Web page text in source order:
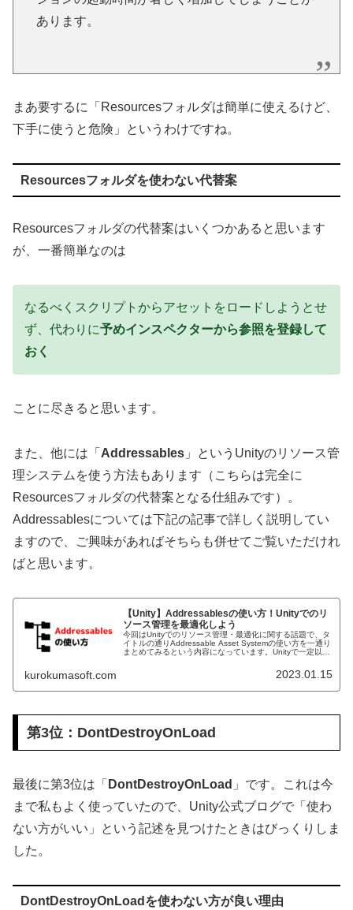
あります。
まあ要するに「Resourcesフォルダは簡単に使えるけど、
下手に使うと危険」というわけですね。
Resourcesフォルダを使わない代替案
Resourcesフォルダの代替案はいくつかあると思います
が、一番簡単なのは
なるべくスクリプトからアセットをロードしようとせ
ず、代わりに予めインスペクターから参照を登録して
おく
ことに尽きると思います。
また、他には「 Addressables 」というUnityのリソース管
理システムを使う方法もあります（こちらは完全に
Resourcesフォルダの代替案となる仕組みです）。
Addressablesについては下記の記事で詳しく説明してい
ますので、ご興味があればそちらも併せてご覧いただけれ
ばと思います。
【Unity】Addressablesの使い方！Unityでのリ
ソース管理を最適化しよう
今回はUnityでのリソース管理・最適化に関する話題で、タ
イトルの通りAddressable Asset Systemの使い方を一通り
まとめてみるという内容になっています。Unityで一定以上
kurokumasoft.com 2023.01.15
第3位：DontDestroyOnLoad
最後に第3位は「 DontDestroyOnLoad 」です。これは今
まで私もよく使っていたので、Unity公式ブログで「使わ
ない方がいい」という記述を見つけたときはびっくりしま
した。
DontDestroyOnLoadを使わない方が良い理由